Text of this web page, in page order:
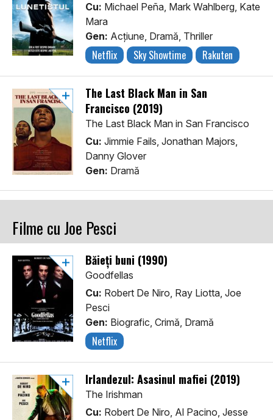
Cu: Michael Peña, Mark Wahlberg, Kate
Mara
Gen: Acţiune, Dramă, Thriller
Netflix Sky Showtime Rakuten
The Last Black Man in San
Francisco (2019)
The Last Black Man in San Francisco
Cu: Jimmie Fails, Jonathan Majors,
Danny Glover
Gen: Dramă
Filme cu Joe Pesci
Băieți buni (1990)
Goodfellas
Cu: Robert De Niro, Ray Liotta, Joe
Pesci
Gen: Biografic, Crimă, Dramă
Netflix
Irlandezul: Asasinul mafiei (2019)
The Irishman
Cu: Robert De Niro, Al Pacino, Jesse